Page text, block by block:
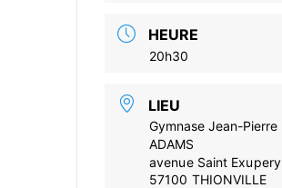
HEURE
20h30
LIEU
Gymnase Jean-Pierre
ADAMS
avenue Saint Exupery
57100 THIONVILLE